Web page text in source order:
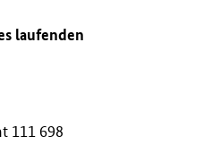
laufenden
111 698